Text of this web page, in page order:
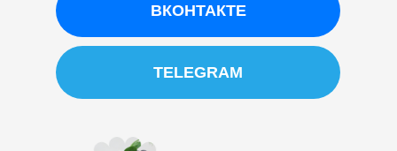
ВКОНТАКТЕ
TELEGRAM